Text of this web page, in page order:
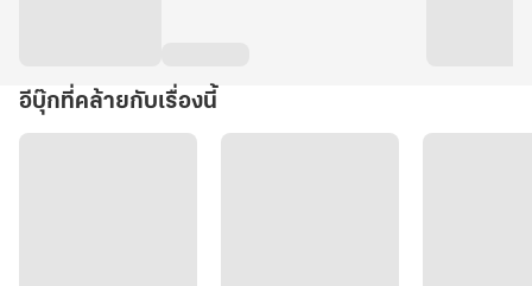
อีบุ๊กที่คล้ายกับเรื่องนี้